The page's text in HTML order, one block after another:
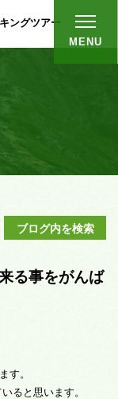
ングツアー
MENU
る事をがんば
す。
ると思います。